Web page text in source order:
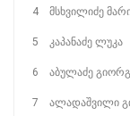
4 მსხვილიძე
5 კაპანაძე ლუკა
6 აბულაძე
7 ალადაშვილი